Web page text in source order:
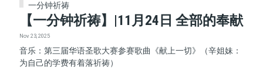
一分钟祈祷
【一分钟祈祷】|11月24日 全部的奉献
Nov 23, 2025
音乐：第三届华语圣歌大赛参赛歌曲《献上一切》（辛姐妹：
为自己的学费有着落祈祷）